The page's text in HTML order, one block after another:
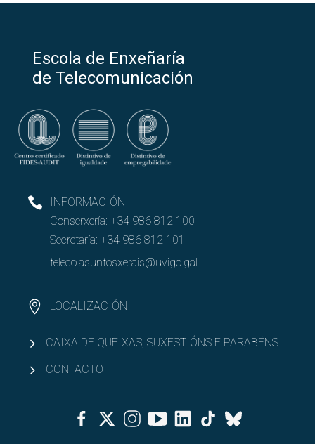
Escola de Enxeñaría
de Telecomunicación
INFORMACIÓN
Conserxería: +34 986 812 100
Secretaría: +34 986 812 101
teleco.asuntosxerais@uvigo.gal
LOCALIZACIÓN
CAIXA DE QUEIXAS, SUXESTIÓNS E PARABÉNS
CONTACTO
FacebookTwitterInstagramYoutubeLinkedinTiktok
Bluesky